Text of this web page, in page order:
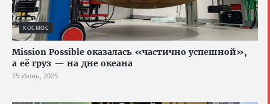
КОСМОС
Mission Possible оказалась «частично успешной»,
а её груз — на дне океана
25 Июнь, 2025